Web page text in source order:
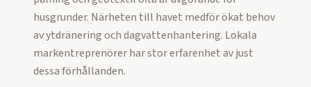
husgrunder. Närheten till havet medför ökat behov
av ytdränering och dagvattenhantering. Lokala
markentreprenörer har stor erfarenhet av just
dessa förhållanden.